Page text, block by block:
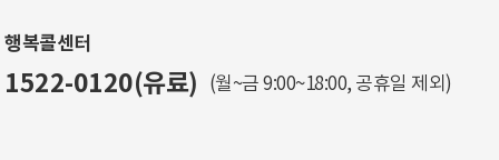
행복콜센터
1522-0120(유료) (월~금 9:00~18:00, 공휴일 제외)